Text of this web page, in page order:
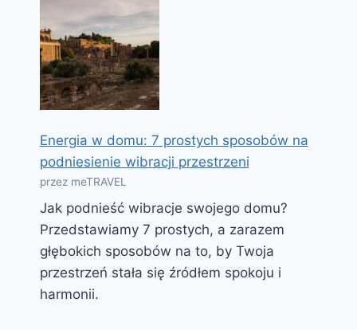
Energia w domu: 7 prostych sposobów na
podniesienie wibracji przestrzeni
przez meTRAVEL
Jak podnieść wibracje swojego domu?
Przedstawiamy 7 prostych, a zarazem
głębokich sposobów na to, by Twoja
przestrzeń stała się źródłem spokoju i
harmonii.